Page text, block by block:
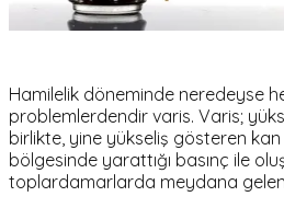
Hamilelik döneminde neredeyse
problemlerdendir varis. Varis;
birlikte, yine yükseliş gösteren kan
bölgesinde yarattığı basınç ile
toplardamarlarda meydana